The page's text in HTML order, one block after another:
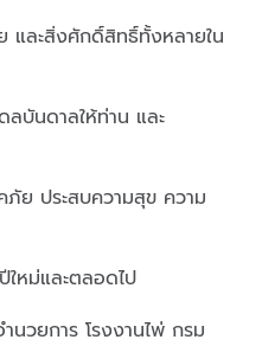
และสิ่งศักดิ์สิทธิ์ทั้งหลายใน
ลบันดาลให้ท่าน และ
ภัย ประสบความสุข ความ
หม่และตลอดไป
วยการ โรงงานไพ่ กรม